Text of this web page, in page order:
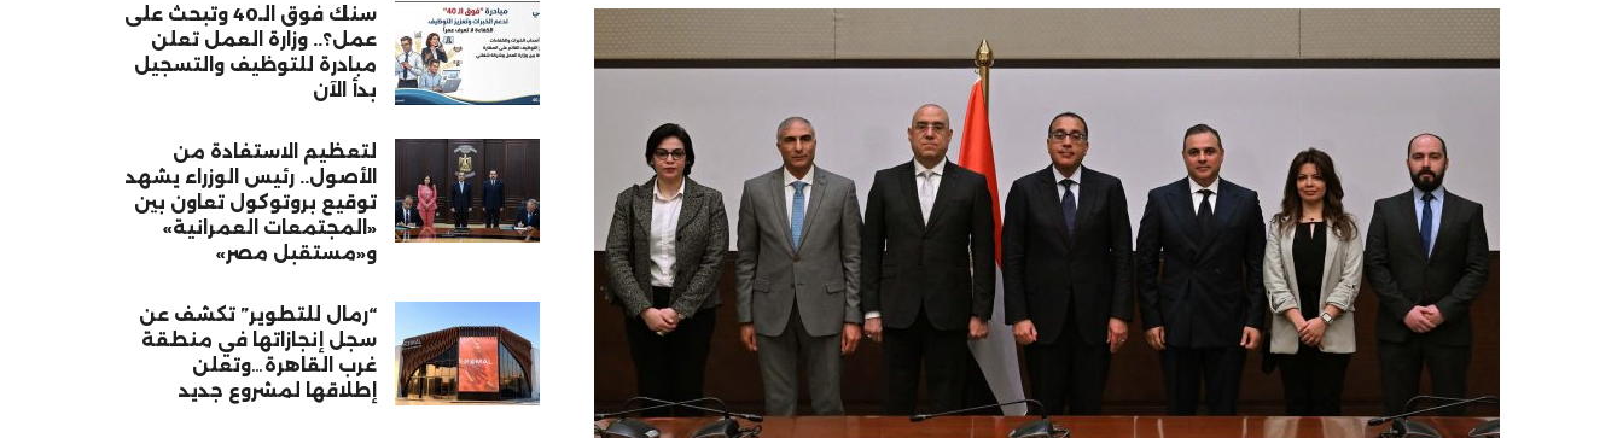
سنك فوق الـ40 وتبحث على
عمل؟.. وزارة العمل تعلن
مبادرة للتوظيف والتسجيل
بدأ الآن
لتعظيم الاستفادة من
الأصول.. رئيس الوزراء يشهد
توقيع بروتوكول تعاون بين
«المجتمعات العمرانية»
و«مستقبل مصر»
“رمال للتطوير” تكشف عن
سجل إنجازاتها في منطقة
غرب القاهرة…وتعلن
إطلاقها لمشروع جديد